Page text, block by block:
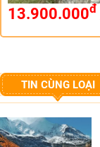
13.900.000đ
TIN CÙNG LOẠI